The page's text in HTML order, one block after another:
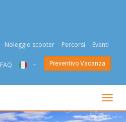
Noleggio scooter Percorsi Eventi
FAQ
ENG
Preventivo Vacanza
Togli